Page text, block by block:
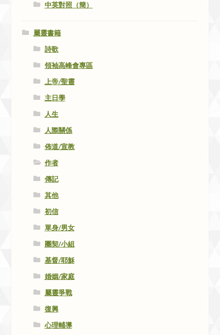
中英對照（簡）
屬靈書籍
詩歌
領袖高峰會專區
上帝/聖靈
主日學
人生
人際關係
佈道/宣教
作者
傳記
其他
初信
單身/男女
團契/小組
基督/耶穌
婚姻/家庭
屬靈爭戰
復興
心理輔導